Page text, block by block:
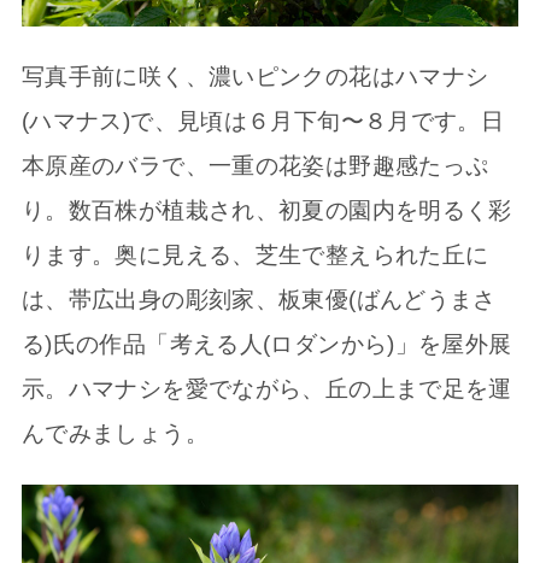
写真手前に咲く、濃いピンクの花はハマナシ
(ハマナス)で、見頃は６月下旬〜８月です。日
本原産のバラで、一重の花姿は野趣感たっぷ
り。数百株が植栽され、初夏の園内を明るく彩
ります。奥に見える、芝生で整えられた丘に
は、帯広出身の彫刻家、板東優(ばんどうまさ
る)氏の作品「考える人(ロダンから)」を屋外展
示。ハマナシを愛でながら、丘の上まで足を運
んでみましょう。